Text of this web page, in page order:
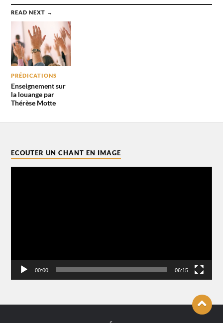
READ NEXT →
PRÉDICATIONS
Enseignement sur
la louange par
Thérèse Motte
ECOUTER UN CHANT EN IMAGE
00:00 06:15